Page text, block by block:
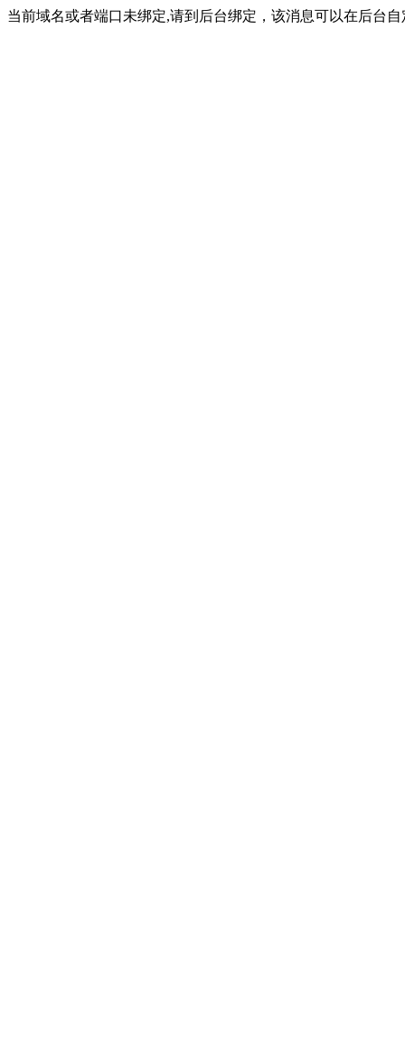
当前域名或者端口未绑定,请到后台绑定，该消息可以在后台自